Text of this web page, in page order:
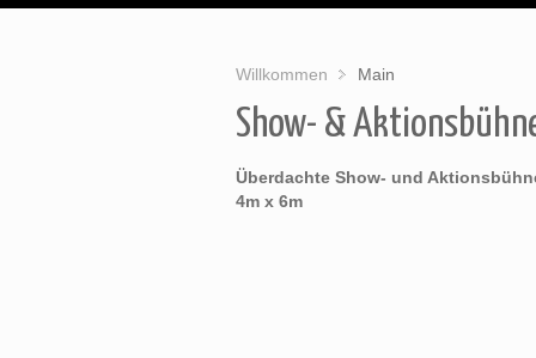
Willkommen Main
Show- &
Überdachte Show- und
4m x 6m